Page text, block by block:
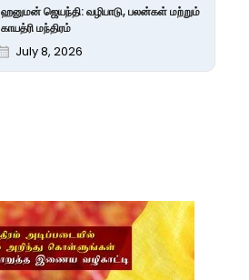
ஹனுமன் ஜெயந்தி: வழிபாடு, பலன்கள் மற்றும்
காயத்ரி மந்திரம்
July 8, 2026